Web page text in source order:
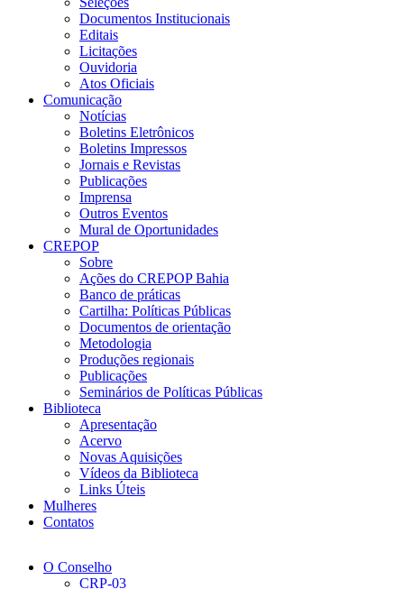
Documentos Institucionais
Editais
Licitações
Ouvidoria
Atos Oficiais
Comunicação
Notícias
Boletins Eletrônicos
Boletins Impressos
Jornais e Revistas
Publicações
Imprensa
Outros Eventos
Mural de Oportunidades
CREPOP
Sobre
Ações do CREPOP Bahia
Banco de práticas
Cartilha: Políticas Públicas
Documentos de orientação
Metodologia
Produções regionais
Publicações
Seminários de Políticas Públicas
Biblioteca
Apresentação
Acervo
Novas Aquisições
Vídeos da Biblioteca
Links Úteis
Mulheres
Contatos
O Conselho
CRP-03